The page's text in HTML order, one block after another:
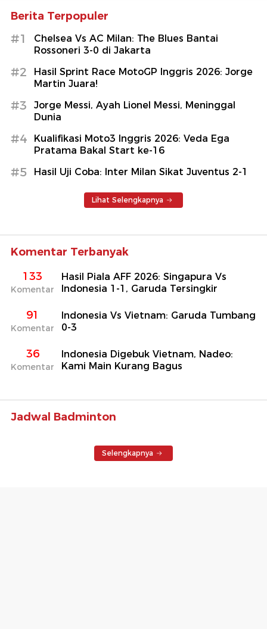
Berita Terpopuler
#1
Chelsea Vs AC Milan: The Blues Bantai
Rossoneri 3-0 di Jakarta
#2
Hasil Sprint Race MotoGP Inggris 2026: Jorge
Martin Juara!
#3
Jorge Messi, Ayah Lionel Messi, Meninggal
Dunia
#4
Kualifikasi Moto3 Inggris 2026: Veda Ega
Pratama Bakal Start ke-16
#5 Hasil Uji Coba: Inter Milan Sikat Juventus 2-1
Lihat Selengkapnya
Komentar Terbanyak
133
Komentar
Hasil Piala AFF 2026: Singapura Vs
Indonesia 1-1, Garuda Tersingkir
91
Komentar
Indonesia Vs Vietnam: Garuda Tumbang
0-3
36
Komentar
Indonesia Digebuk Vietnam, Nadeo:
Kami Main Kurang Bagus
Jadwal Badminton
Selengkapnya